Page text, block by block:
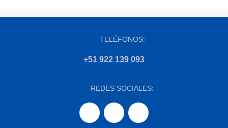
TELÉFONOS:
+51 922 139 093
REDES SOCIALES: